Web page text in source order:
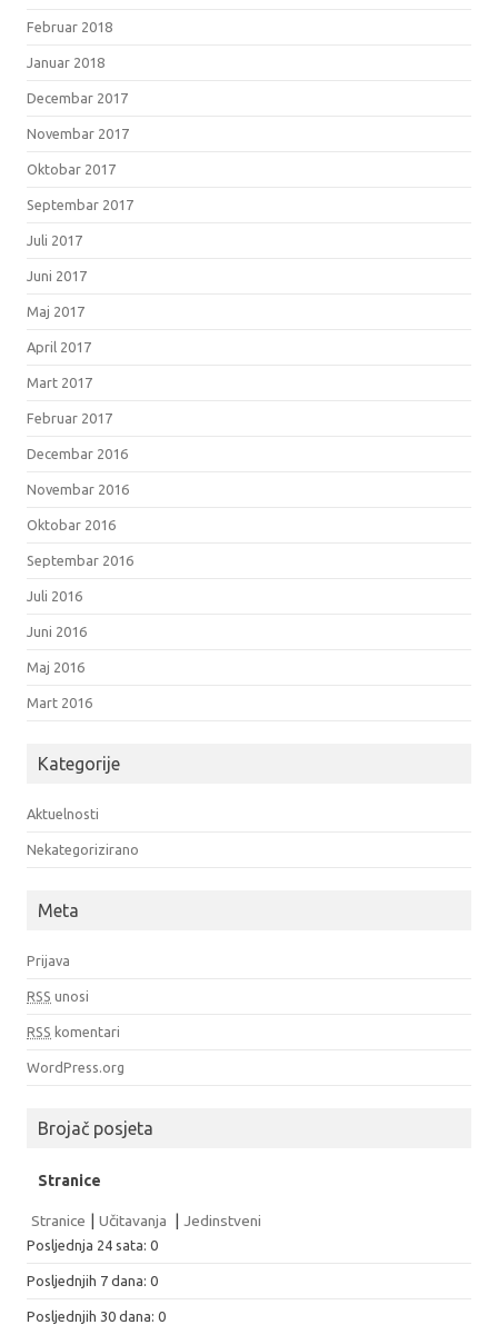
Februar 2018
Januar 2018
Decembar 2017
Novembar 2017
Oktobar 2017
Septembar 2017
Juli 2017
Juni 2017
Maj 2017
April 2017
Mart 2017
Februar 2017
Decembar 2016
Novembar 2016
Oktobar 2016
Septembar 2016
Juli 2016
Juni 2016
Maj 2016
Mart 2016
Kategorije
Aktuelnosti
Nekategorizirano
Meta
Prijava
RSS unosi
RSS komentari
WordPress.org
Brojač posjeta
Stranice
Stranice Učitavanja Jedinstveni
Posljednja 24 sata: 0
Posljednjih 7 dana: 0
Posljednjih 30 dana: 0